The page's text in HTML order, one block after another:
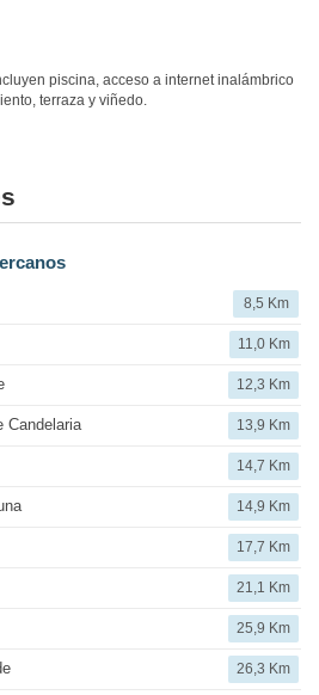
piscina, acceso a internet inalámbrico
terraza y viñedo.
8,5 Km
11,0 Km
12,3 Km
Candelaria 13,9 Km
14,7 Km
14,9 Km
17,7 Km
21,1 Km
25,9 Km
26,3 Km